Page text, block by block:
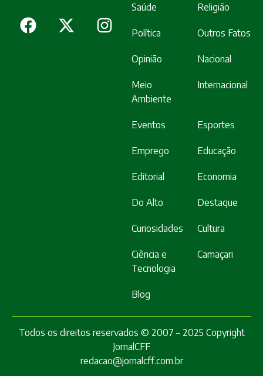
Saúde Religião
Política Outros Fatos
Opinião Nacional
Meio
Ambiente
Internacional
Eventos Esportes
Emprego Educação
Editorial Economia
Do Alto Destaque
Curiosidades Cultura
Ciência e
Tecnologia
Camaçari
Blog
Todos os direitos reservados © 2007 – 2025 Copyright
JornalCFF
redacao@jornalcff.com.br